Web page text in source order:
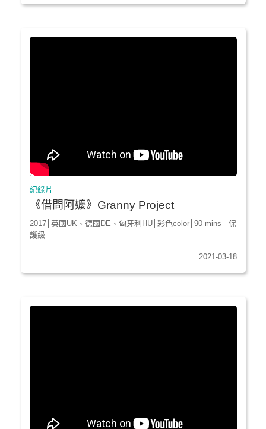
紀錄片
《借問阿嬤》Granny Project
2017│英國UK、德國DE、匈牙利HU│彩色color│90 mins │保
護級
2021-03-18